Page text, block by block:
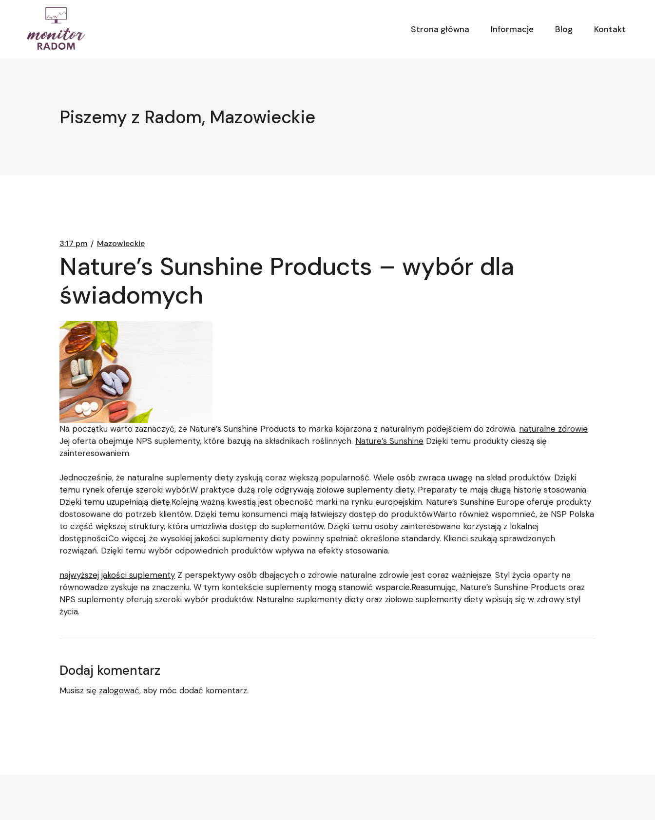
Strona główna
Informacje Blog Kontakt
Piszemy z Radom, Mazowieckie
3:17 pm Mazowieckie
Nature’s Sunshine Products – wybór dla
świadomych
Na początku warto zaznaczyć, że Nature’s Sunshine Products to marka kojarzona z naturalnym podejściem do zdrowia. naturalne zdrowie
Jej oferta obejmuje NPS suplementy, które bazują na składnikach roślinnych. Nature’s Sunshine Dzięki temu produkty cieszą się
zainteresowaniem.
Jednocześnie, że naturalne suplementy diety zyskują coraz większą popularność. Wiele osób zwraca uwagę na skład produktów. Dzięki
temu rynek oferuje szeroki wybór.W praktyce dużą rolę odgrywają ziołowe suplementy diety. Preparaty te mają długą historię stosowania.
Dzięki temu uzupełniają dietę.Kolejną ważną kwestią jest obecność marki na rynku europejskim. Nature’s Sunshine Europe oferuje produkty
dostosowane do potrzeb klientów. Dzięki temu konsumenci mają łatwiejszy dostęp do produktów.Warto również wspomnieć, że NSP Polska
to część większej struktury, która umożliwia dostęp do suplementów. Dzięki temu osoby zainteresowane korzystają z lokalnej
dostępności.Co więcej, że wysokiej jakości suplementy diety powinny spełniać określone standardy. Klienci szukają sprawdzonych
rozwiązań. Dzięki temu wybór odpowiednich produktów wpływa na efekty stosowania.
najwyższej jakości suplementy Z perspektywy osób dbających o zdrowie naturalne zdrowie jest coraz ważniejsze. Styl życia oparty na
równowadze zyskuje na znaczeniu. W tym kontekście suplementy mogą stanowić wsparcie.Reasumując, Nature’s Sunshine Products oraz
NPS suplementy oferują szeroki wybór produktów. Naturalne suplementy diety oraz ziołowe suplementy diety wpisują się w zdrowy styl
życia.
Dodaj komentarz
Musisz się zalogować, aby móc dodać komentarz.